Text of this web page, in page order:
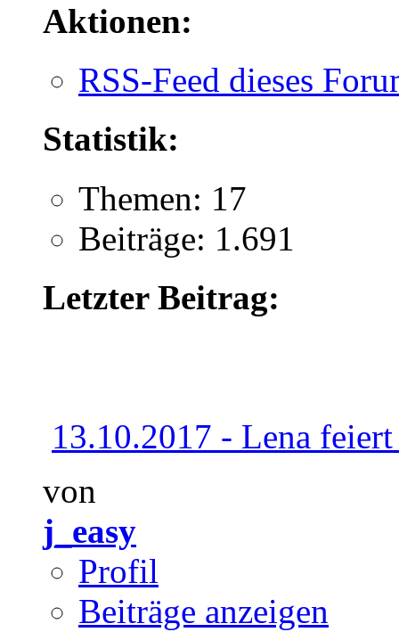
Aktionen:
RSS-Feed dieses
Statistik:
Themen: 17
Beiträge: 1.691
Letzter Beitrag:
13.10.2017 - Lena
von
j_easy
Profil
Beiträge anzeigen